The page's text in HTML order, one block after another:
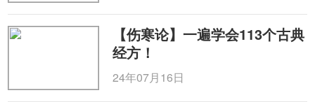
【伤寒论】一遍学会113个古典
经方！
24年07月16日